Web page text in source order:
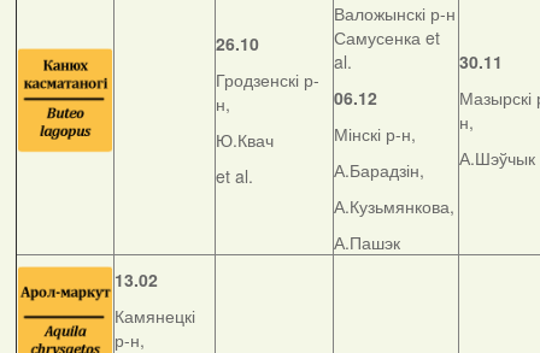
26.10
Гродзенскі р-
н,
Ю.Квач
et al.
Валожынскі р-н
Самусенка et
al.
06.12
Мінскі р-н,
А.Барадзін,
А.Кузьмянкова,
А.Пашэк
30.11
Мазырскі
н,
А.Шэўчык
13.02
Камянецкі
р-н,